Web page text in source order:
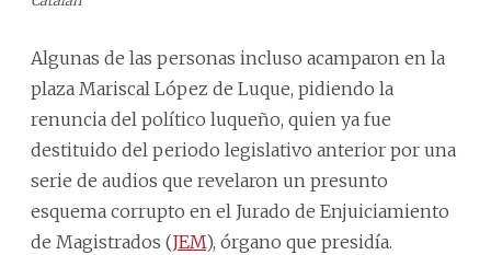
Algunas de las personas incluso acamparon en la
plaza Mariscal López de Luque, pidiendo la
renuncia del político luqueño, quien ya fue
destituido del periodo legislativo anterior por una
serie de audios que revelaron un presunto
esquema corrupto en el Jurado de Enjuiciamiento
de Magistrados (JEM), órgano que presidía.